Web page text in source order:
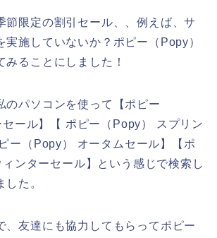
節限定の割引セール、、例えば、サ
実施していないか？ポピー（Popy）
みることにしました！
のパソコンを使って【ポピー
セール】【 ポピー（Popy） スプリン
ー（Popy） オータムセール】【ポ
ンターセール】という感じで検索し
た。
、友達にも協力してもらってポピー